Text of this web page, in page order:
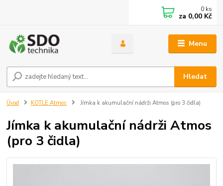
Menu
Hledat
0 ks
za 0,00 Kč
Úvod KOTLE Atmos Jímka k akumulační nádrži Atmos (pro 3 čidla)
Jímka k akumulační nádrži Atmos
(pro 3 čidla)